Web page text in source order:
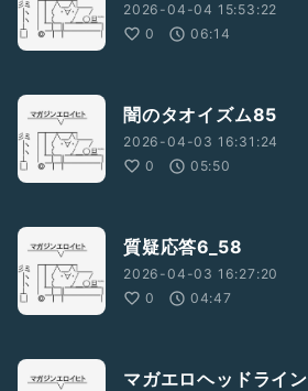
2026-04-04 15:53:22
0
06:14
闇のタオイズム85
2026-04-03 16:31:24
0
05:50
質疑応答6_58
2026-04-03 16:27:20
0
04:47
マガエロヘッドライン